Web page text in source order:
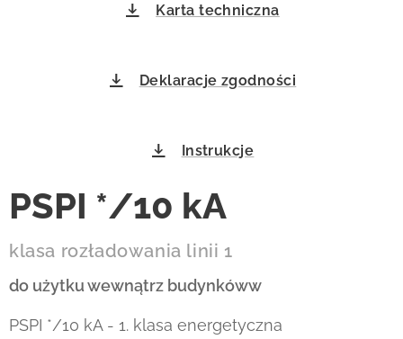
Karta techniczna
Deklaracje zgodności
Instrukcje
PSPI */10 kA
klasa rozładowania linii 1
do użytku wewnątrz budynkóww
PSPI */10 kA - 1. klasa energetyczna